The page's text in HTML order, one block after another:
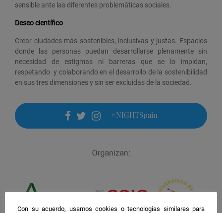
sensible ante las diferentes problemáticas sociales.
Deseo científico
Crear ciudades más sostenibles, inclusivas y justas. Espacios
donde las personas puedan desarrollarse plenamente sin
necesidad de estigmas ni barreras que se lo impidan,
respetando y colaborando en el desarrollo de la sostenibilidad
en sus tres dimensiones y sin ser excluidas de la sociedad.
facebook
twitter
instagram
#NIGHTSpain
Con su acuerdo, usamos cookies o tecnologías similares para